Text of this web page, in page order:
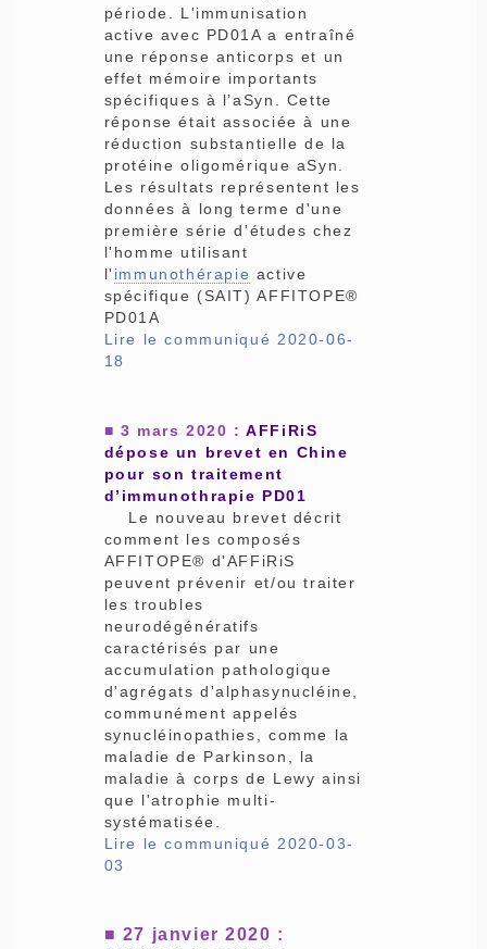
période. L'immunisation
active avec PD01A a entraîné
une réponse anticorps et un
effet mémoire importants
spécifiques à l’aSyn. Cette
réponse était associée à une
réduction substantielle de la
protéine oligomérique aSyn.
Les résultats représentent les
données à long terme d'une
première série d'études chez
l'homme utilisant
l' immunothérapie active
spécifique (SAIT) AFFITOPE®
PD01A
Lire le communiqué 2020-06-
18
■ 3 mars 2020 :AFFiRiS
dépose un brevet en Chine
pour son traitement
d’immunothrapie PD01
Le nouveau brevet décrit
comment les composés
AFFITOPE® d'AFFiRiS
peuvent prévenir et/ou traiter
les troubles
neurodégénératifs
caractérisés par une
accumulation pathologique
d'agrégats d'alphasynucléine,
communément appelés
synucléinopathies, comme la
maladie de Parkinson, la
maladie à corps de Lewy ainsi
que l'atrophie multi-
systématisée.
Lire le communiqué 2020-03-
03
■ 27 janvier 2020 :